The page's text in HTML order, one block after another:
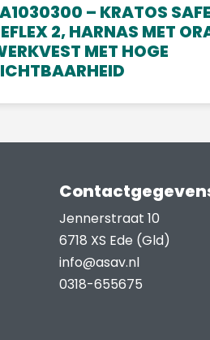
– KRATOS
2, HARNAS MET
MET HOGE
Jennerstraat 10
6718 XS Ede (Gld)
info@asav.nl
0318-655675